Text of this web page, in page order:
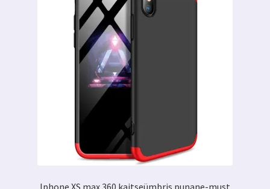
Iphone XS max 360 kaitseümbris punane-must